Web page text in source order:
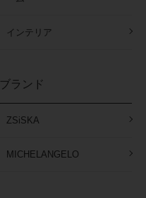
インテリア
ブランド
ZSiSKA
MICHELANGELO